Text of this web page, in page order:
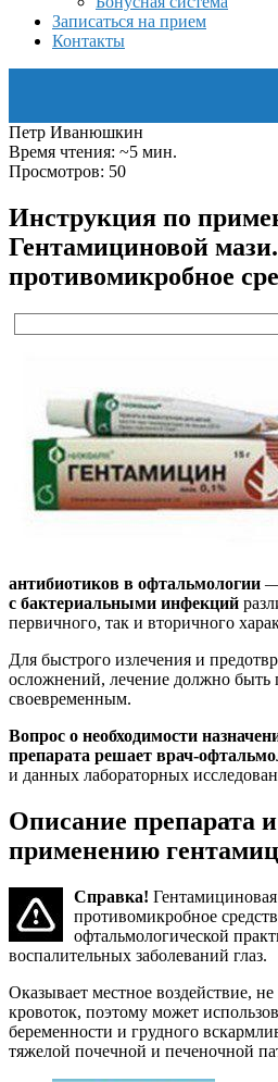
Записаться на прием
Контакты
Петр Иванюшкин
Время чтения: ~5 мин.
Просмотров: 50
Инструкция по
Гентамициновой
противомикробное
антибиотиков в офтальмологии
с бактериальными инфекций
первичного, так и вторичного
Для быстрого излечения и
осложнений, лечение должно
своевременным.
Вопрос о необходимости
препарата решает врач-
и данных лабораторных
Описание препарата
применению
Справка!
противомикробное
офтальмологической
воспалительных заболеваний глаз.
Оказывает местное воздействие,
кровоток, поэтому может
беременности и грудного
тяжелой почечной и печеночной